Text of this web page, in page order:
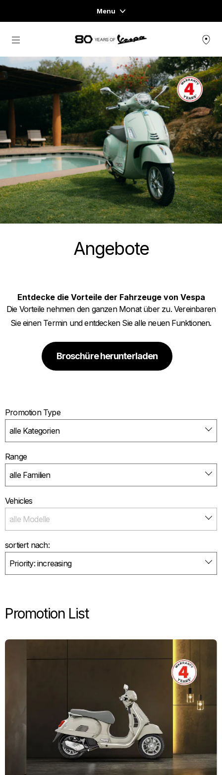
Menu
Home
FAHRZEUGAUSWAHL
KLEIDUNG & LIFESTYLE
EXPERIENCES
CONCEPT STORE
zurück zum Hauptinhalt
Angebote
Entdecke die Vorteile der Fahrzeuge von Vespa
Die Vorteile nehmen den ganzen Monat über zu. Vereinbaren
Sie einen Termin und entdecken Sie alle neuen Funktionen.
Broschüre herunterladen
Promotion Type
Range
Vehicles
sortiert nach:
Promotion List